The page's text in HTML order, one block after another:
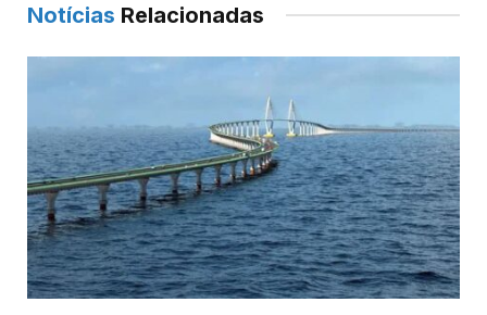
Notícias Relacionadas